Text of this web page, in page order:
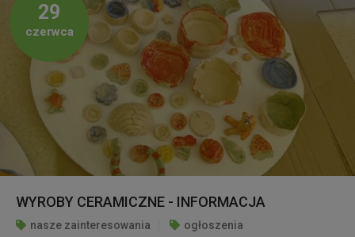
29
czerwca
WYROBY CERAMICZNE - INFORMACJA
nasze zainteresowania
ogłoszenia